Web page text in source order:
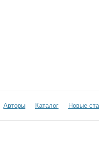
Авторы Каталог Новые